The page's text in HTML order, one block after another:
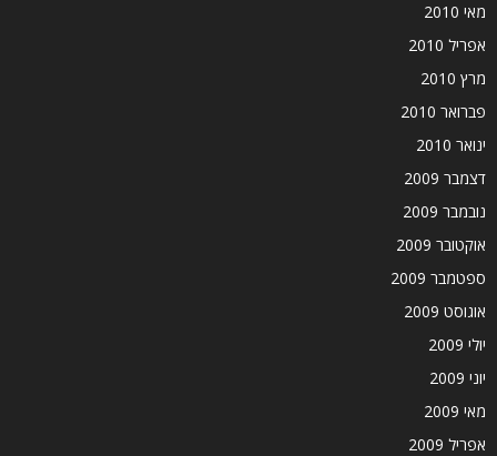
מאי 2010
אפריל 2010
מרץ 2010
פברואר 2010
ינואר 2010
דצמבר 2009
נובמבר 2009
אוקטובר 2009
ספטמבר 2009
אוגוסט 2009
יולי 2009
יוני 2009
מאי 2009
אפריל 2009